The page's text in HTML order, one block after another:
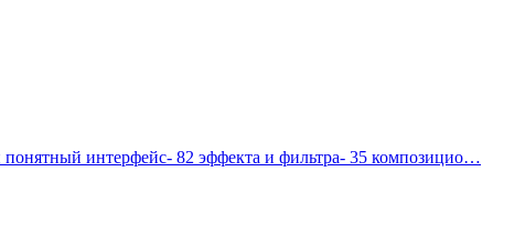
интерфейс- 82 эффекта и фильтра- 35 композицио…